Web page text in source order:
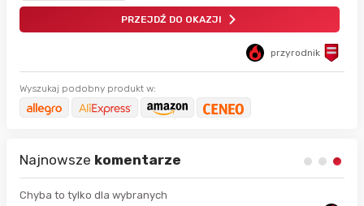
PRZEJDŹ DO OKAZJI
przyrodnik
Wyszukaj podobny produkt w:
Najnowsze komentarze
Chyba to tylko dla wybranych